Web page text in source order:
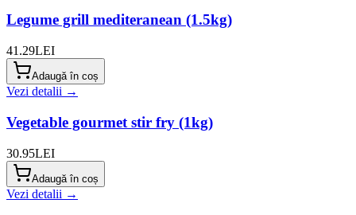
Legume grill mediteranean (1.5kg)
41.29LEI
Adaugă în coș
Vezi detalii →
Vegetable gourmet stir fry (1kg)
30.95LEI
Adaugă în coș
Vezi detalii →